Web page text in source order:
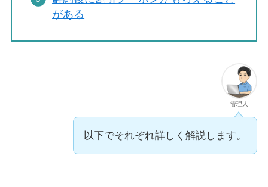
がある
管理人
以下でそれぞれ詳しく解説します。